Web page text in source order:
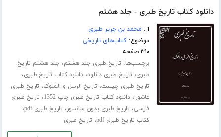
دانلود کتاب تاریخ طبری - جلد هشتم
از: محمد بن جریر طبری
موضوع:کتاب‌های تاریخی
۳۱۰ صفحه
برچسب‌ها: تاریخ طبری جلد هشتم، جلد هشتم تاریخ
طبری، تاریخ طبری دانلود،دانلود کتاب تاریخ طبری،
تاریخ طبری چیست، تاریخ الرسل و الملوک، تاریخ طبری
عاشورا،دانلود کتاب تاریخ طبری چاپ 1352 ، تاریخ طبری
فارسی، تاریخ طبری بدون سانسور، تاریخ طبری pdf ،
کتاب تاریخ طبری pdf ، تاریخ طبری